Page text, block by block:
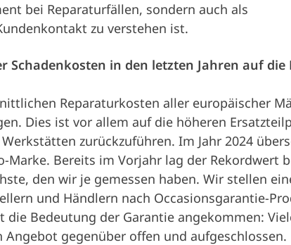
bei Reparaturfällen, sondern auch als
zu verstehen ist.
Schadenkosten in den letzten Jahren auf die
Reparaturkosten aller europäischer
Dies ist vor allem auf die höheren
zurückzuführen. Im Jahr 2024
Marke. Bereits im Vorjahr lag der Rekordwert
den wir je gemessen haben. Wir stellen
und Händlern nach Occasionsgarantie-
die Bedeutung der Garantie angekommen:
gegenüber offen und aufgeschlossen.